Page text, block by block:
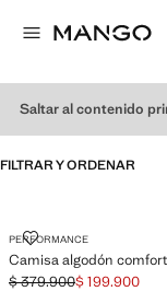
Saltar al contenido
CAMISAS SLIM
FILTRAR Y ORDENAR
PERFORMANCE
Camisa algodón
CAMISA ALGODÓN
Precio inicial tachado [$
$ 379.900
Precio actual [$ 199.900 ]
$ 199.900